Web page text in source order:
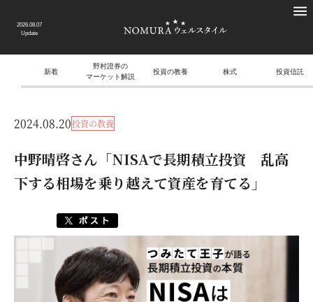
2026.08.07
Update
新着
野村證券の
マーケット解説
投資の教養 株式 投資信託
2024.08.20投資の教養
中野晴啓さん「NISAで長期積立投資 乱高
下する相場を乗り越えて資産を育てる」